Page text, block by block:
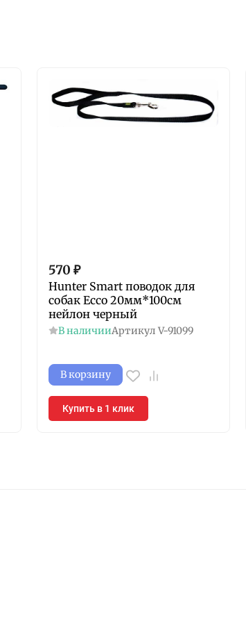
570 ₽
Hunter Smart поводок для
собак Ecco 20мм*100см
нейлон черный
В наличииАртикул V-91099
В корзину
Купить в 1 клик